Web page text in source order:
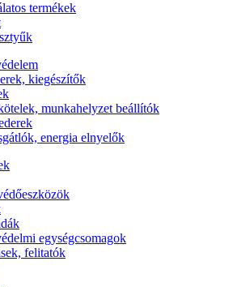
termékek
kiegészítők
munkahelyzet beállítók
energia elnyelők
egységcsomagok
felitatók